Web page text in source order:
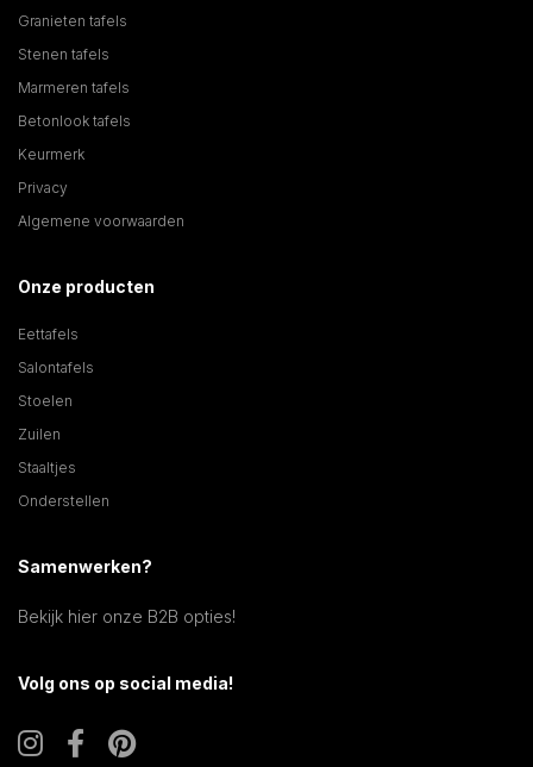
Granieten tafels
Stenen tafels
Marmeren tafels
Betonlook tafels
Keurmerk
Privacy
Algemene voorwaarden
Onze producten
Eettafels
Salontafels
Stoelen
Zuilen
Staaltjes
Onderstellen
Samenwerken?
Bekijk hier onze B2B opties!
Volg ons op social media!